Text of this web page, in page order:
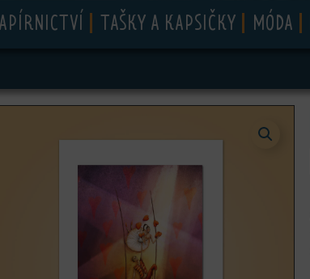
TAŠKY A KAPSIČKY MÓDA